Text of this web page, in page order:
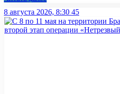
8 августа 2026, 8:30 45